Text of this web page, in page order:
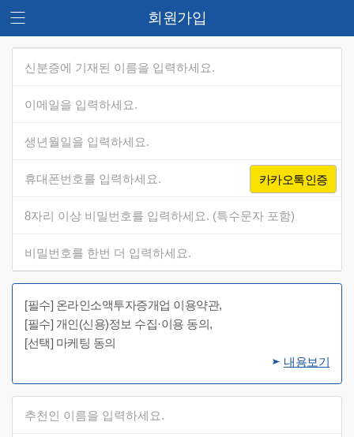
회원가입
카카오톡인증
[필수] 온라인소액투자증개업 이용약관,
[필수] 개인(신용)정보 수집·이용 동의,
[선택] 마케팅 동의
내용보기